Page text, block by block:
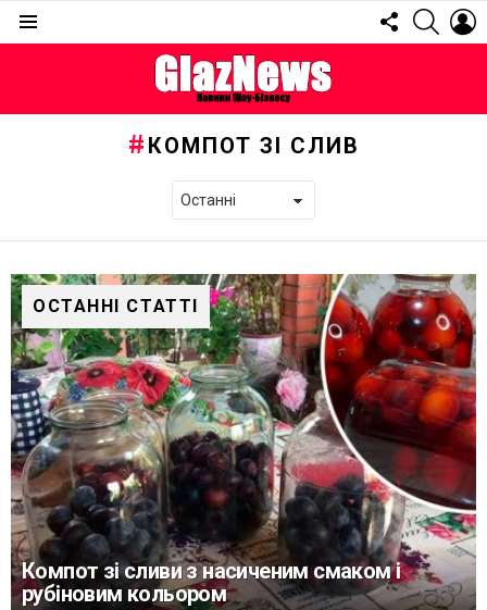
FOLLOW
US
КОМПОТ ЗІ СЛИВ
ОСТАННІ СТАТТІ
Компот зі сливи з насиченим смаком і
рубіновим кольором